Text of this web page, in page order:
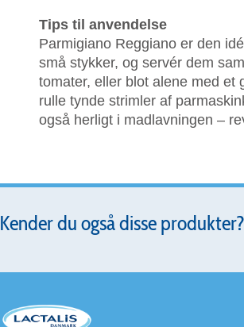
Tips til anvendelse
Parmigiano Reggiano er den
små stykker, og servér dem
tomater, eller blot alene med et
rulle tynde strimler af
også herligt i madlavningen –
Kender du også disse produkter?